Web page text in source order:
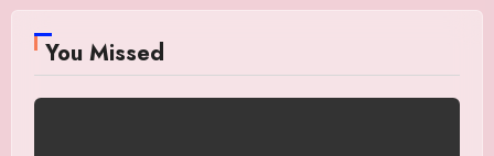
You Missed